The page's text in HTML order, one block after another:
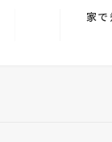
家で